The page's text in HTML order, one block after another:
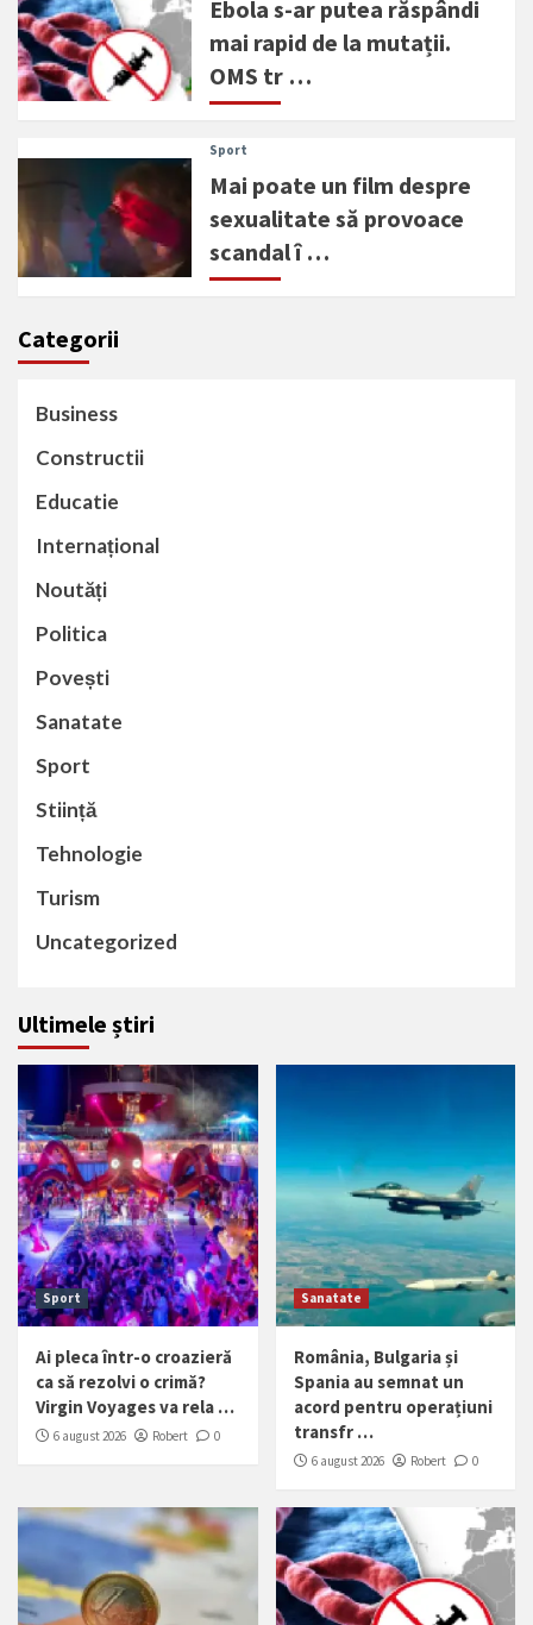
Ebola s-ar putea răspândi
mai rapid de la mutații.
OMS tr …
Sport
Mai poate un film despre
sexualitate să provoace
scandal î …
Categorii
Business
Constructii
Educatie
Internațional
Noutăți
Politica
Povești
Sanatate
Sport
Stiință
Tehnologie
Turism
Uncategorized
Ultimele știri
Sport
Ai pleca într-o croazieră
ca să rezolvi o crimă?
Virgin Voyages va rela …
6 august 2026 Robert 0
Sanatate
România, Bulgaria și
Spania au semnat un
acord pentru operațiuni
transfr …
6 august 2026 Robert 0